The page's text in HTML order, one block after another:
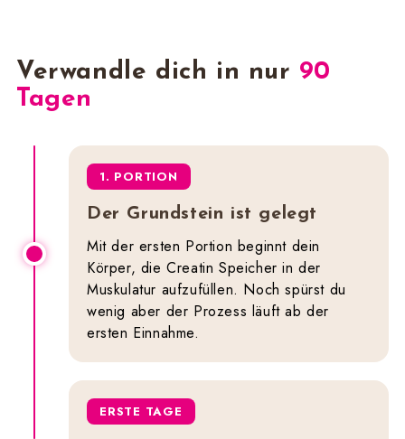
Verwandle dich in nur 90
Tagen
1. PORTION
Der Grundstein ist gelegt
Mit der ersten Portion beginnt dein
Körper, die Creatin Speicher in der
Muskulatur aufzufüllen. Noch spürst du
wenig aber der Prozess läuft ab der
ersten Einnahme.
ERSTE TAGE